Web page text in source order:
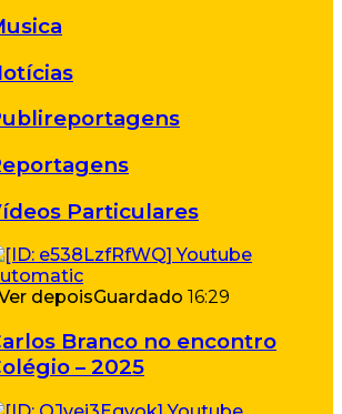
Particulares
depoisGuardado 16:29
Branco no encontro
– 2025